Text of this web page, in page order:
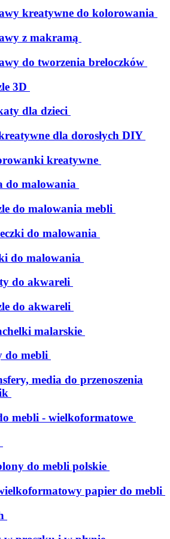
kreatywne do kolorowania
z makramą
do tworzenia breloczków
3D
dla dzieci
dla dorosłych DIY
kreatywne
do malowania
do malowania mebli
do malowania
do malowania
do akwareli
do akwareli
malarskie
do mebli
media do przenoszenia
mebli - wielkoformatowe
do mebli polskie
papier do mebli